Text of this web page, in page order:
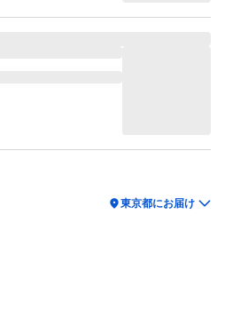
location_on東京都にお届け